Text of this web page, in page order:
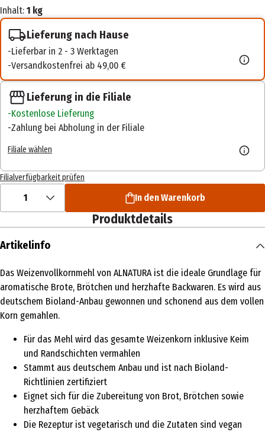
Inhalt: 1 kg
Lieferung nach Hause
Lieferbar in 2 - 3 Werktagen
Versandkostenfrei ab 49,00 €
Lieferung in die Filiale
Kostenlose Lieferung
Zahlung bei Abholung in der Filiale
Filiale wählen
Filialverfügbarkeit prüfen
1 In den Warenkorb
Produktdetails
Artikelinfo
Das Weizenvollkornmehl von ALNATURA ist die ideale Grundlage für
aromatische Brote, Brötchen und herzhafte Backwaren. Es wird aus
deutschem Bioland-Anbau gewonnen und schonend aus dem vollen
Korn gemahlen.
Für das Mehl wird das gesamte Weizenkorn inklusive Keim
und Randschichten vermahlen
Stammt aus deutschem Anbau und ist nach Bioland-
Richtlinien zertifiziert
Eignet sich für die Zubereitung von Brot, Brötchen sowie
herzhaftem Gebäck
Die Rezeptur ist vegetarisch und die Zutaten sind vegan